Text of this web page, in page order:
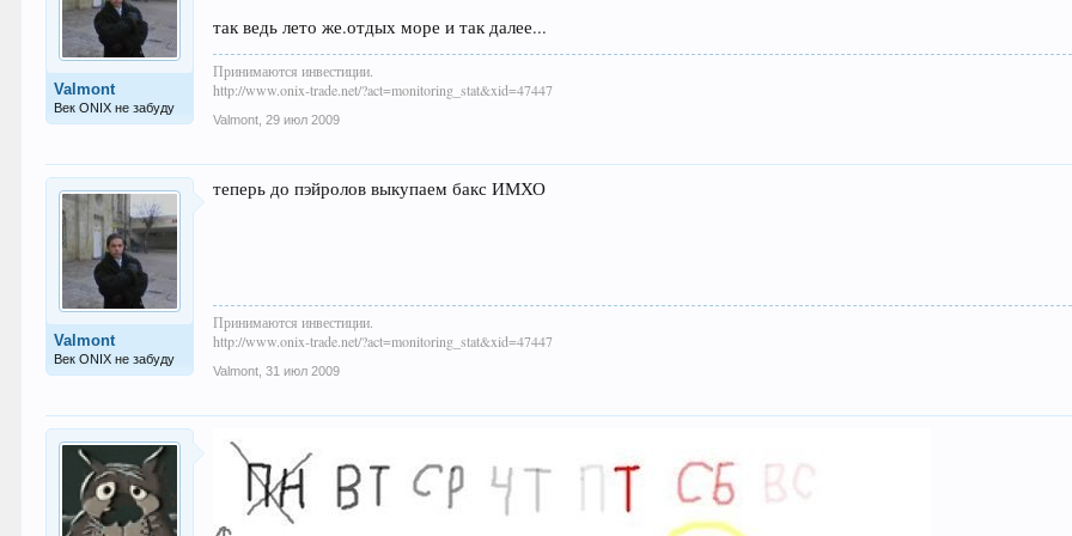
Valmont
Век ONIX не забуду
так ведь лето же.отдых море и так далее...
Принимаются инвестиции.
http://www.onix-trade.net/?act=monitoring_stat&xid=47447
Valmont 29 июл 2009
Valmont
Век ONIX не забуду
теперь до пэйролов выкупаем бакс ИМХО
Принимаются инвестиции.
http://www.onix-trade.net/?act=monitoring_stat&xid=47447
Valmont 31 июл 2009